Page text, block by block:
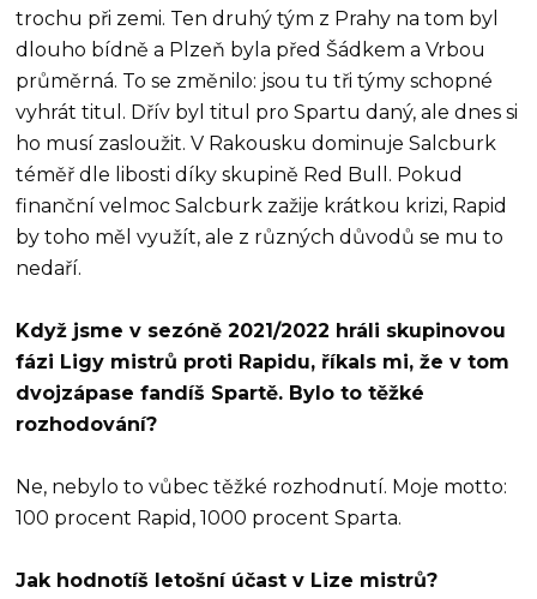
trochu při zemi. Ten druhý tým z Prahy na tom byl
dlouho bídně a Plzeň byla před Šádkem a Vrbou
průměrná. To se změnilo: jsou tu tři týmy schopné
vyhrát titul. Dřív byl titul pro Spartu daný, ale dnes si
ho musí zasloužit. V Rakousku dominuje Salcburk
téměř dle libosti díky skupině Red Bull. Pokud
finanční velmoc Salcburk zažije krátkou krizi, Rapid
by toho měl využít, ale z různých důvodů se mu to
nedaří.
Když jsme v sezóně 2021/2022 hráli skupinovou
fázi Ligy mistrů proti Rapidu, říkals mi, že v tom
dvojzápase fandíš Spartě. Bylo to těžké
rozhodování?
Ne, nebylo to vůbec těžké rozhodnutí. Moje motto:
100 procent Rapid, 1000 procent Sparta.
Jak hodnotíš letošní účast v Lize mistrů?